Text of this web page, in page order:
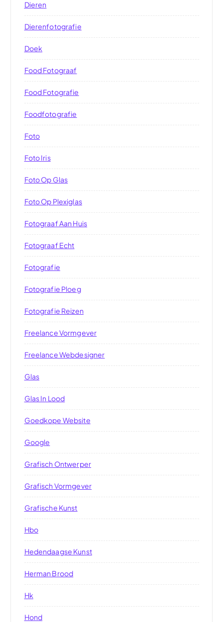
Dieren
Dierenfotografie
Doek
Food Fotograaf
Food Fotografie
Foodfotografie
Foto
Foto Iris
Foto Op Glas
Foto Op Plexiglas
Fotograaf Aan Huis
Fotograaf Echt
Fotografie
Fotografie Ploeg
Fotografie Reizen
Freelance Vormgever
Freelance Webdesigner
Glas
Glas In Lood
Goedkope Website
Google
Grafisch Ontwerper
Grafisch Vormgever
Grafische Kunst
Hbo
Hedendaagse Kunst
Herman Brood
Hk
Hond